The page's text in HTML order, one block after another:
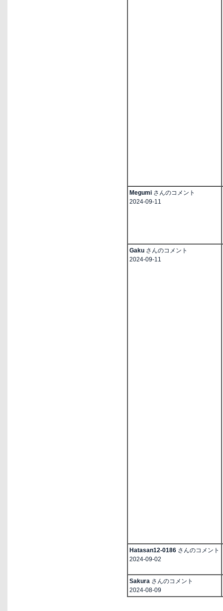
Megumi さんのコメント
2024-09-11
Gaku さんのコメント
2024-09-11
Hatasan12-0186 さんのコメント
2024-09-02
Sakura さんのコメント
2024-08-09